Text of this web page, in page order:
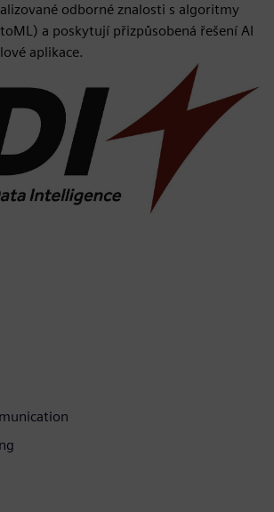
odborné znalosti s algoritmy
a poskytují přizpůsobená řešení AI
aplikace.